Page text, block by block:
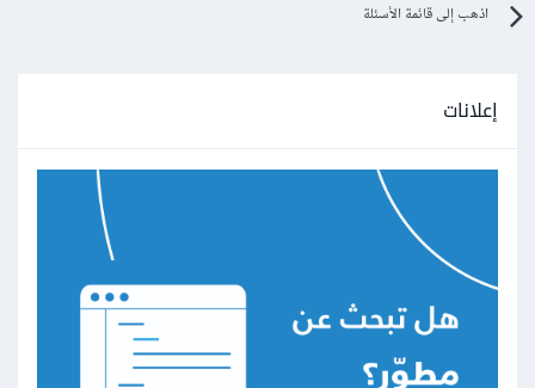
اذهب إلى قائمة الأسئلة
إعلانات